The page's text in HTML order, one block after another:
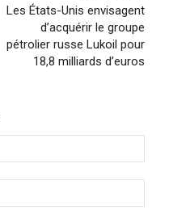
Les États-Unis envisagent
d’acquérir le groupe
pétrolier russe Lukoil pour
18,8 milliards d’euros
:*
:*